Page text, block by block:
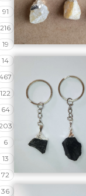
91
216
19
14
122
64
6
13
72
36